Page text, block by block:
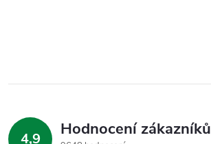
4,9 Hodnocení zákazníků